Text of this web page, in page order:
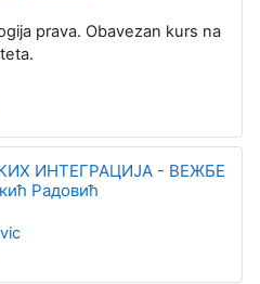
prava. Obavezan kurs na
ИНТЕГРАЦИЈА - ВЕЖБЕ
Радовић